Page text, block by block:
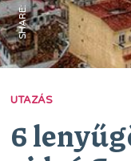
SHARE:
UTAZÁS
6